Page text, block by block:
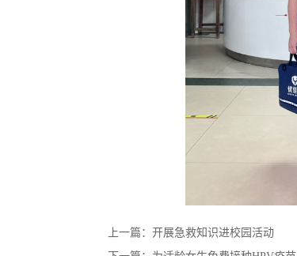
上一篇： 开展急救知识进校园活动